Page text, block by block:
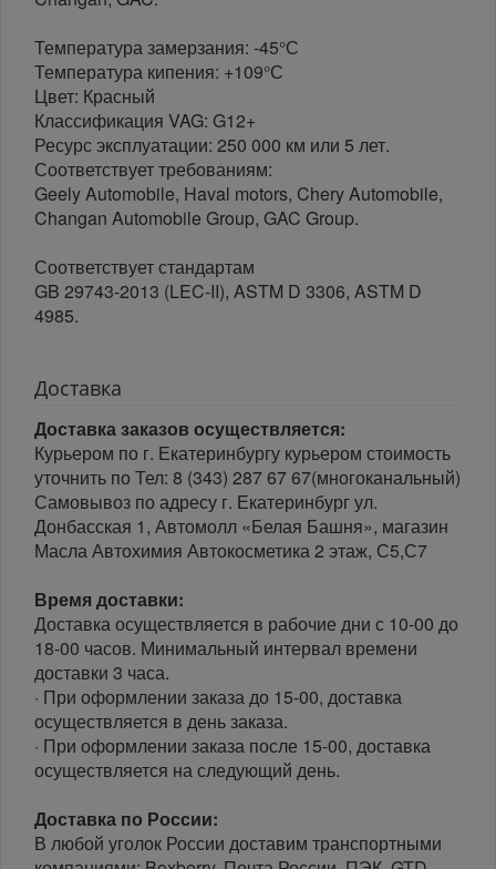
Температура замерзания: -45°С
Температура кипения: +109°С
Цвет: Красный
Классификация VAG: G12+
Ресурс эксплуатации: 250 000 км или 5 лет.
Соответствует требованиям:
Geely Automobile, Haval motors, Chery Automobile,
Changan Automobile Group, GAC Group.
Соответствует стандартам
GB 29743-2013 (LEC-II), ASTM D 3306, ASTM D
4985.
Доставка
Доставка заказов осуществляется:
Курьером по г. Екатеринбургу курьером стоимость
уточнить по Тел: 8 (343) 287 67 67(многоканальный)
Самовывоз по адресу г. Екатеринбург ул.
Донбасская 1, Автомолл «Белая Башня», магазин
Масла Автохимия Автокосметика 2 этаж, С5,С7
Время доставки:
Доставка осуществляется в рабочие дни с 10-00 до
18-00 часов. Минимальный интервал времени
доставки 3 часа.
· При оформлении заказа до 15-00, доставка
осуществляется в день заказа.
· При оформлении заказа после 15-00, доставка
осуществляется на следующий день.
Доставка по России:
В любой уголок России доставим транспортными